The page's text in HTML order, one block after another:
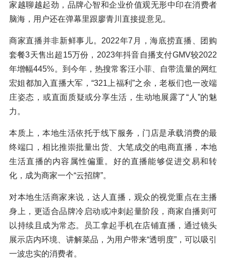
家越聊越起劲，品牌心智和企业价值观无形中印在消费者
脑海，用户还在弹幕里跟廖青川直接提意见。
商家直播并非新鲜事儿。2022年7月，海底捞直播、团购
套餐3天售出超15万份，2023年抖音自播支付GMV较2022
年增幅445%。到今年，热搜常客汪小菲、自带流量的网红
宏姐都加入直播大军，“321上福利”之余，老板们也一改端
庄姿态，或直面质疑或分享生活，生动地展露了“人”的魅
力。
本质上，本地生活依托于线下服务，门店是承载消费的最
终端口，相比推崇批量出货、大笔成交的电商直播，本地
生活直播的内容属性偏重。好的直播能够促进交易和转
化，成为商家一个“云招牌”。
对本地生活商家来说，达人直播，观众的视觉重点在主播
身上，更适合品牌冷启动或冲刺起量阶段，商家自播则可
以持续且成为常态。员工拿起手机在店铺直播，通过镜头
展示店内环境、讲解菜品，为用户带来“透明度”，可以吸引
一波忠实的消费者。